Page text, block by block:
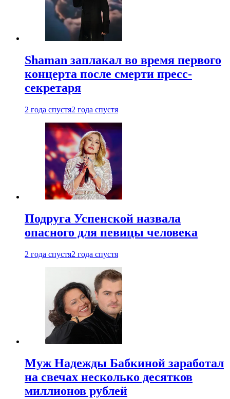
Shaman заплакал во время первого
концерта после смерти пресс-
секретаря
2 года спустя2 года спустя
Подруга Успенской назвала
опасного для певицы человека
2 года спустя2 года спустя
Муж Надежды Бабкиной заработал
на свечах несколько десятков
миллионов рублей